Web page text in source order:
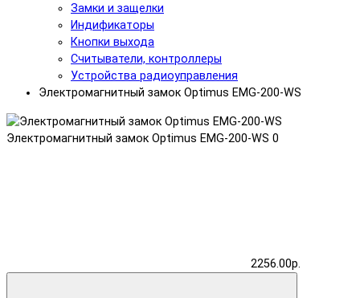
Замки и защелки
Индификаторы
Кнопки выхода
Считыватели, контроллеры
Устройства радиоуправления
Электромагнитный замок Optimus EMG-200-WS
Электромагнитный замок Optimus EMG-200-WS 0
2256.00р.